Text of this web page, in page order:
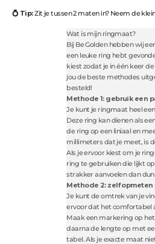
💍 Tip:Zit je tussen 2 maten in? Neem de
Wat is mijn ringmaat?
Bij Be Golden hebben wij
een leuke ring hebt
kiest zodat je in één keer
jou de beste methodes
besteld!
Methode 1: gebruik een
Je kunt je ringmaat heel
Deze ring kan dienen als
de ring op een liniaal en
millimeters dat je meet, is
Als je ervoor kiest om je
ring te gebruiken die lijkt
strakker aanvoelen dan
Methode 2: zelf
Je kunt de omtrek van je
ervoor dat het comfortabel
Maak een markering op
daarna de lengte op met
tabel. Als je exacte maat